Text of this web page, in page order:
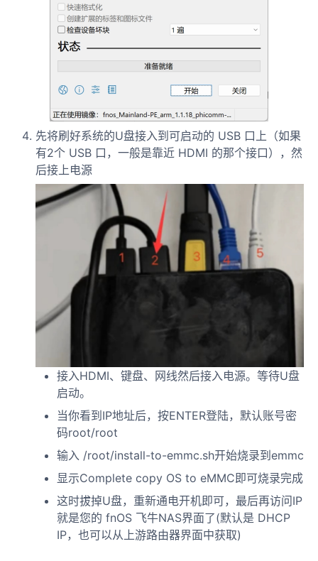
先将刷好系统的U盘接入到可启动的 USB 口上（如果
有2个 USB 口，一般是靠近 HDMI 的那个接口），然
后接上电源
接入HDMI、键盘、网线然后接入电源。等待U盘
启动。
当你看到IP地址后，按ENTER登陆，默认账号密
码root/root
输入 /root/install-to-emmc.sh开始烧录到emmc
显示Complete copy OS to eMMC即可烧录完成
这时拔掉U盘，重新通电开机即可，最后再访问IP
就是您的 fnOS 飞牛NAS界面了(默认是 DHCP
IP，也可以从上游路由器界面中获取)